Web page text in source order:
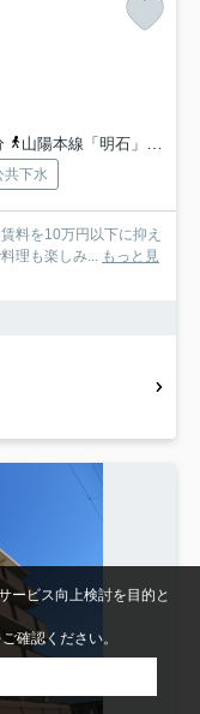
山陽本線「明石」駅 徒歩27分
共下水
料を10万円以下に抑え
理も楽しみ...
もっと見
ービス向上検討を目的と
ご確認ください。